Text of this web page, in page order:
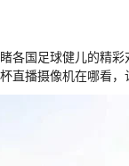
各国足球健儿的精
播摄像机在哪看，